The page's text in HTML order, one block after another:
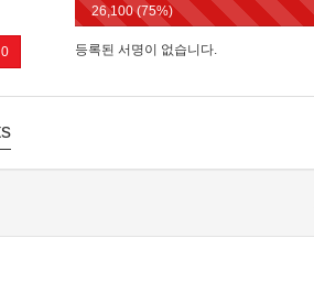
0
26,100 (75%)
등록된 서명이 없습니다.